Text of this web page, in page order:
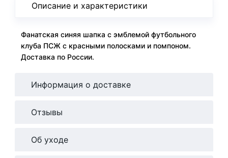
Описание и характеристики
Фанатская синяя шапка с эмблемой футбольного
клуба ПСЖ с красными полосками и помпоном.
Доставка по России.
Информация о доставке
Отзывы
Об уходе